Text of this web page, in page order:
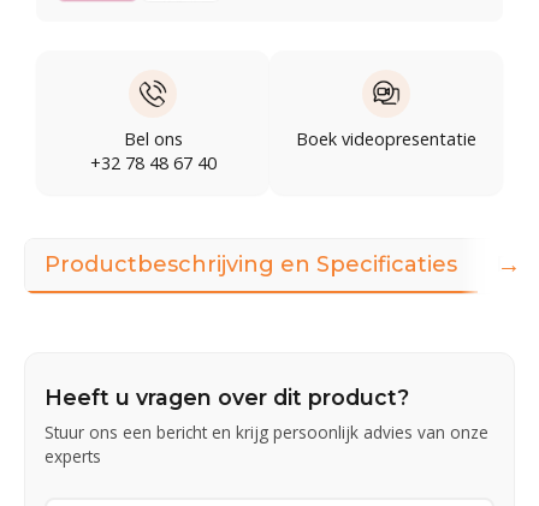
Bel ons
+32 78 48 67 40
Boek videopresentatie
Productbeschrijving en Specificaties
Heeft u vragen over dit product?
Stuur ons een bericht en krijg persoonlijk advies van onze
experts
→